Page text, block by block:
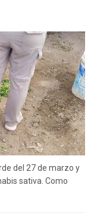
del 27 de marzo y
sativa. Como